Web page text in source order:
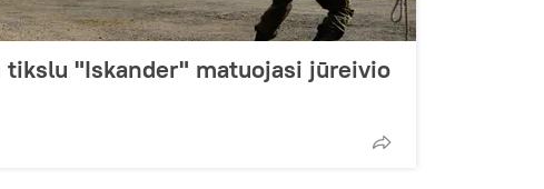
tikslu "Iskander" matuojasi jūreivio